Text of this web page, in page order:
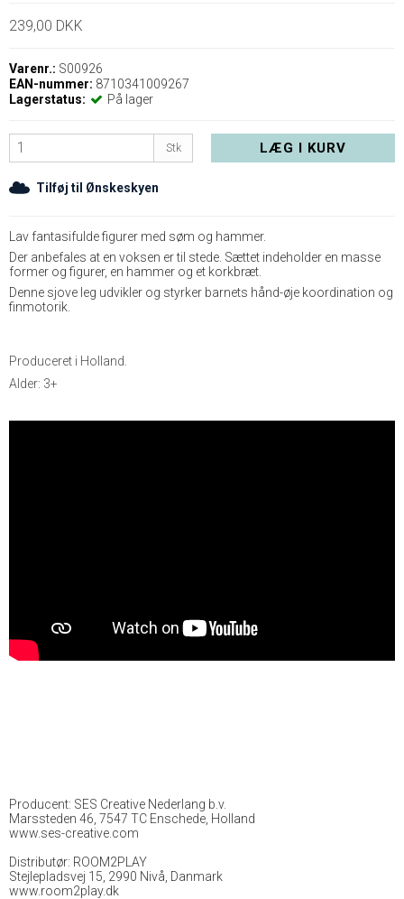
239,00 DKK
Varenr.: S00926
EAN-nummer: 8710341009267
Lagerstatus:
På lager
Stk LÆG I KURV
Tilføj til Ønskeskyen
Lav fantasifulde figurer med søm og hammer.
Der anbefales at en voksen er til stede. Sættet indeholder en masse
former og figurer, en hammer og et korkbræt.
Denne sjove leg udvikler og styrker barnets hånd-øje koordination og
finmotorik.
Produceret i Holland.
Alder: 3+
Producent: SES Creative Nederlang b.v.
Marssteden 46, 7547 TC Enschede, Holland
www.ses-creative.com
Distributør: ROOM2PLAY
Stejlepladsvej 15, 2990 Nivå, Danmark
www.room2play.dk